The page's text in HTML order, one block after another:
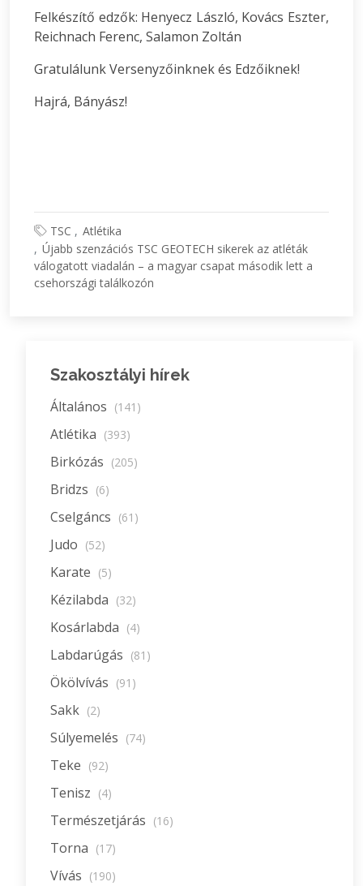
Felkészítő edzők: Henyecz László, Kovács Eszter,
Reichnach Ferenc, Salamon Zoltán
Gratulálunk Versenyzőinknek és Edzőiknek!
Hajrá, Bányász!
TSC
Atlétika
Újabb szenzációs TSC GEOTECH sikerek az atléták
válogatott viadalán – a magyar csapat második lett a
csehországi találkozón
Szakosztályi hírek
Általános (141)
Atlétika (393)
Birkózás (205)
Bridzs (6)
Cselgáncs (61)
Judo (52)
Karate (5)
Kézilabda (32)
Kosárlabda (4)
Labdarúgás (81)
Ökölvívás (91)
Sakk (2)
Súlyemelés (74)
Teke (92)
Tenisz (4)
Természetjárás (16)
Torna (17)
Vívás (190)